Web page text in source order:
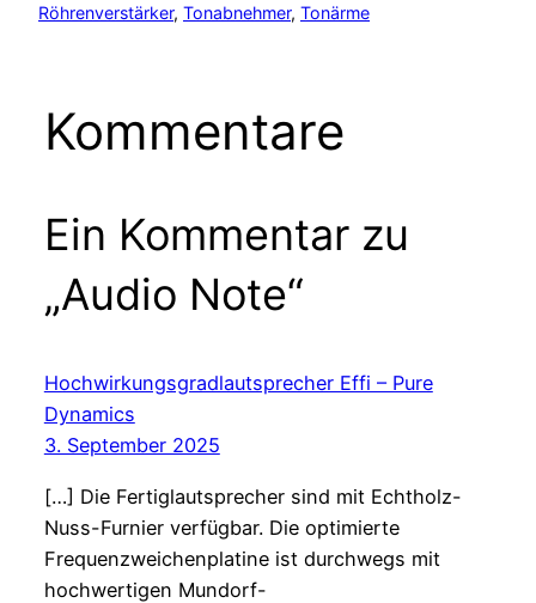
Röhrenverstärker, Tonabnehmer, Tonärme
Kommentare
Ein Kommentar zu
„Audio Note“
Hochwirkungsgradlautsprecher Effi – Pure
Dynamics
3. September 2025
[…] Die Fertiglautsprecher sind mit Echtholz-
Nuss-Furnier verfügbar. Die optimierte
Frequenzweichenplatine ist durchwegs mit
hochwertigen Mundorf-